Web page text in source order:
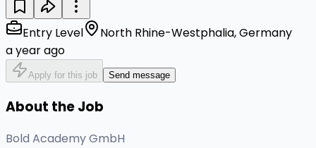
Entry Level
North Rhine-Westphalia, Germany
a year ago
Apply for this job Send message
About the Job
Bold Academy GmbH